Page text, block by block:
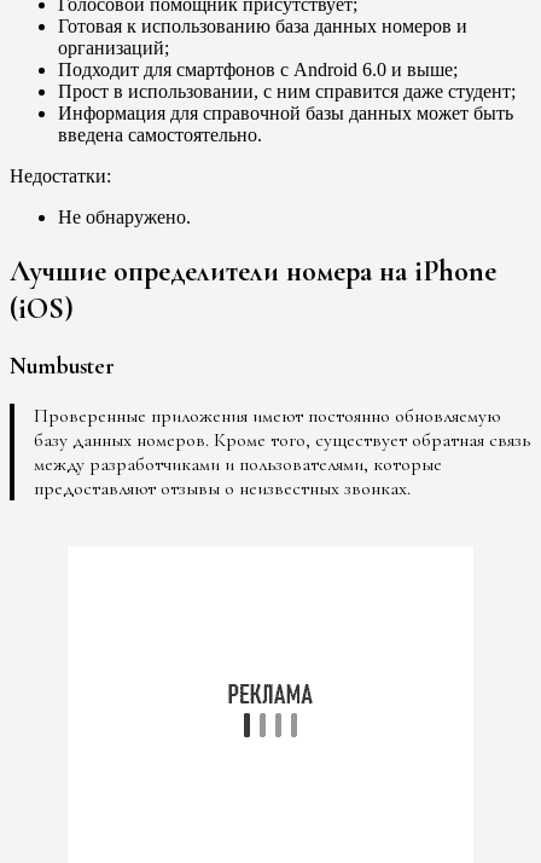
Голосовой помощник присутствует;
Готовая к использованию база данных номеров и
организаций;
Подходит для смартфонов с Android 6.0 и выше;
Прост в использовании, с ним справится даже студент;
Информация для справочной базы данных может быть
введена самостоятельно.
Недостатки:
Не обнаружено.
Лучшие определители номера на iPhone
(iOS)
Numbuster
Проверенные приложения имеют постоянно обновляемую
базу данных номеров. Кроме того, существует обратная связь
между разработчиками и пользователями, которые
предоставляют отзывы о неизвестных звонках.